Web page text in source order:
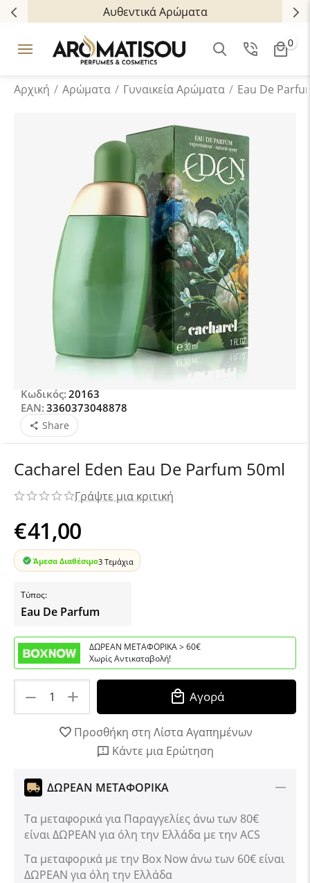
Αυθεντικά Αρώματα
0
Αρχική / Αρώματα / Γυναικεία Αρώματα / Eau De
EAN: 3360373048878
Κωδικός: 20163
Share
Cacharel Eden Eau De Parfum 50ml
Γράψτε μια κριτική
€41,00
Άμεσα Διαθέσιμο3 Τεμάχια
Τύπος:
Eau De Parfum
ΔΩΡΕΑΝ ΜΕΤΑΦΟΡΙΚΑ > 60€
Χωρίς Αντικαταβολή!
+
− Αγορά
Προσθήκη στη Λίστα Αγαπημένων
Κάντε μια Ερώτηση
ΔΩΡΕΑΝ ΜΕΤΑΦΟΡΙΚΑ
Τα μεταφορικά για Παραγγελίες άνω των 80€
είναι ΔΩΡΕΑΝ για όλη την Ελλάδα με την ACS
Tα μεταφορικά με την Box Now άνω των 60€ είναι
ΔΩΡΕΑΝ για όλη την Ελλάδα